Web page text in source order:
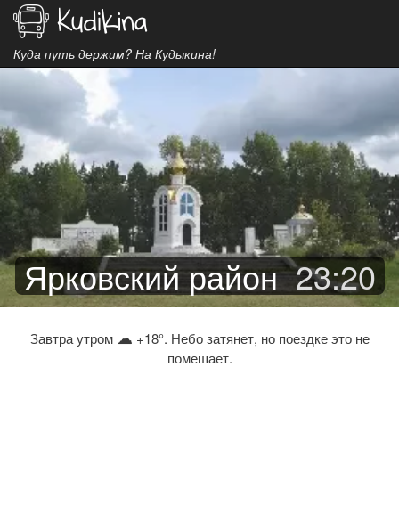
Куда путь держим? На Кудыкина!
Ярковский район 23:20
Завтра утром ☁ +18°. Небо затянет, но поездке это не
помешает.